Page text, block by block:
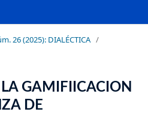
26 (2025): DIALÉCTICA /
GAMIFIICACION
DE